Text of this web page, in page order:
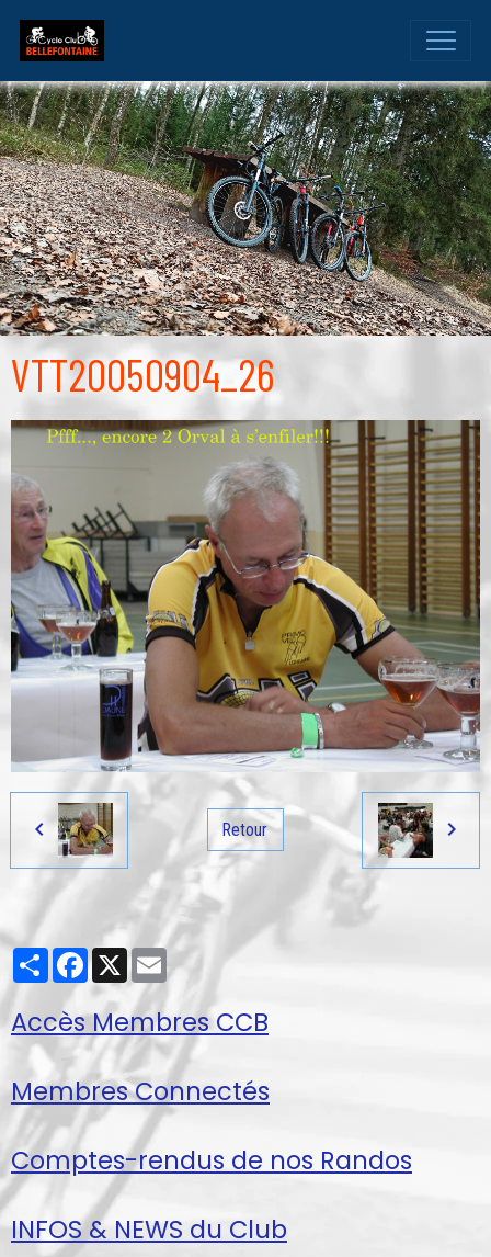
VTT20050904_26
Retour
PartagerFacebook
X Email
Accès Membres CCB
Membres Connectés
Comptes-rendus de nos Randos
INFOS & NEWS du Club